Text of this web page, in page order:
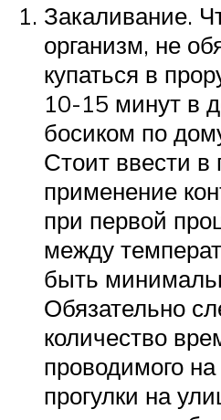
Закаливание.
организм, не
купаться в
10-15 минут в
босиком по
Стоит ввести в
применение
при первой
между
быть
Обязательно
количество
проводимого
прогулки на